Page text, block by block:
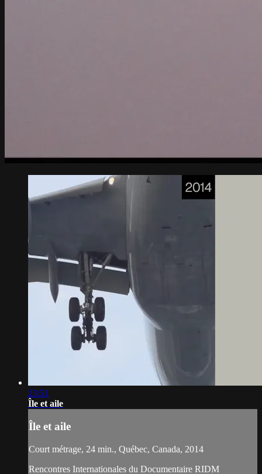
23:51
Île et aile
Île et aile
Court métrage, 24 min., Québec, Canada, 2014
Rencontres Internationales du Documentaire RIDM